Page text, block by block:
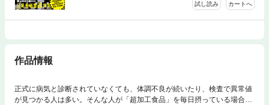
試し読み カートへ
作品情報
正式に病気と診断されていなくても、体調不良が続いたり、検査で異常値
が見つかる人は多い。そんな人が「超加工食品」を毎日摂っている場合、